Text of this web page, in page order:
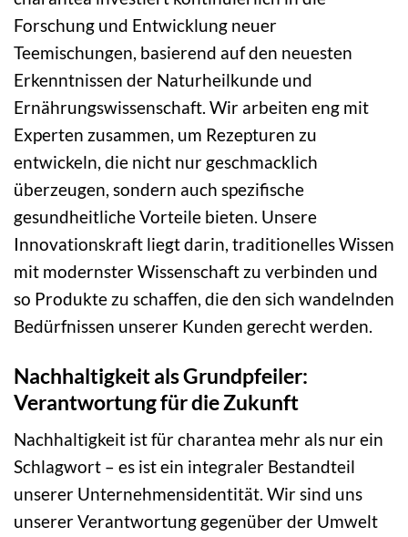
Forschung und Entwicklung neuer
Teemischungen, basierend auf den neuesten
Erkenntnissen der Naturheilkunde und
Ernährungswissenschaft. Wir arbeiten eng mit
Experten zusammen, um Rezepturen zu
entwickeln, die nicht nur geschmacklich
überzeugen, sondern auch spezifische
gesundheitliche Vorteile bieten. Unsere
Innovationskraft liegt darin, traditionelles Wissen
mit modernster Wissenschaft zu verbinden und
so Produkte zu schaffen, die den sich wandelnden
Bedürfnissen unserer Kunden gerecht werden.
Nachhaltigkeit als Grundpfeiler:
Verantwortung für die Zukunft
Nachhaltigkeit ist für charantea mehr als nur ein
Schlagwort – es ist ein integraler Bestandteil
unserer Unternehmensidentität. Wir sind uns
unserer Verantwortung gegenüber der Umwelt